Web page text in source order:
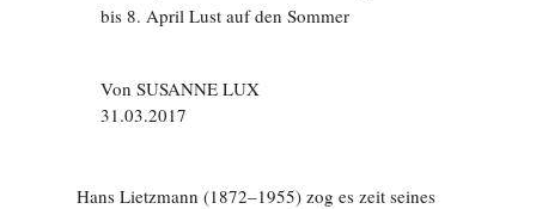
bis 8. April Lust auf den Sommer
Von SUSANNE LUX
31.03.2017
Hans Lietzmann (1872–1955) zog es zeit seines